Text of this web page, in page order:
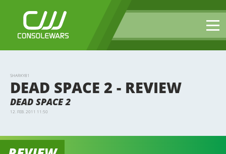
SHARKY81
DEAD SPACE 2 - REVIEW
DEAD SPACE 2
12. FEB. 2011 11:50